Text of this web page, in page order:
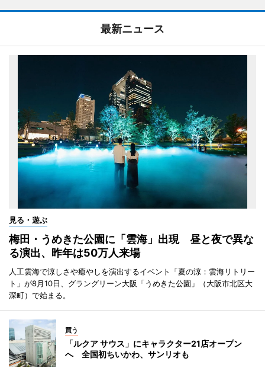
最新ニュース
見る・遊ぶ
梅田・うめきた公園に「雲海」出現 昼と夜で異な
る演出、昨年は50万人来場
人工雲海で涼しさや癒やしを演出するイベント「夏の涼：雲海リトリー
ト」が8月10日、グラングリーン大阪「うめきた公園」（大阪市北区大
深町）で始まる。
買う
「ルクア サウス」にキャラクター21店オープン
へ 全国初ちいかわ、サンリオも